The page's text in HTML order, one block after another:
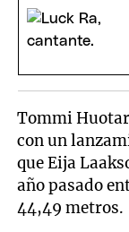
Tommi
con un
que Eija
año pasado
44,49 metros.